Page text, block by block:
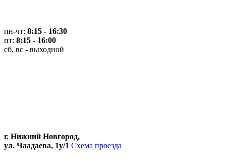
пн-чт: 8:15 - 16:30
пт: 8:15 - 16:00
сб, вс - выходной
г. Нижний Новгород,
ул. Чаадаева, 1у/1 Схема проезда